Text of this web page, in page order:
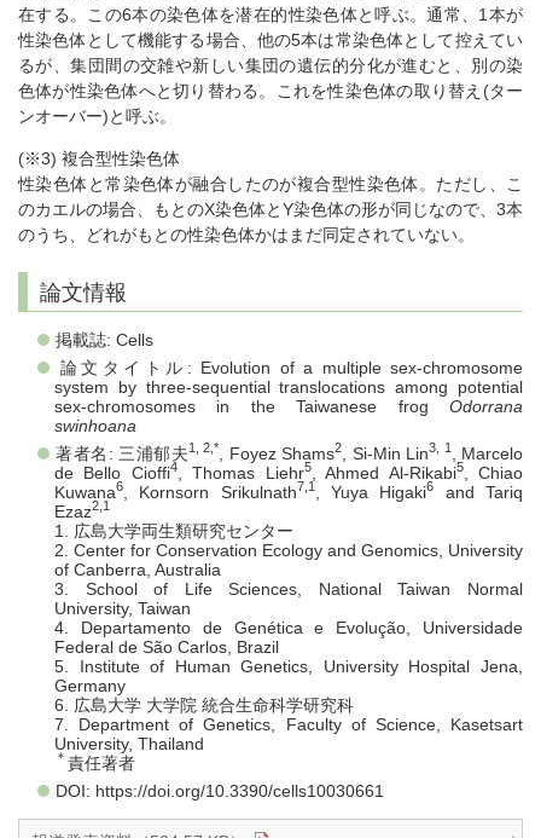
在する。この6本の染色体を潜在的性染色体と呼ぶ。通常、1本が
性染色体として機能する場合、他の5本は常染色体として控えてい
るが、集団間の交雑や新しい集団の遺伝的分化が進むと、別の染
色体が性染色体へと切り替わる。これを性染色体の取り替え(ター
ンオーバー)と呼ぶ。
(※3) 複合型性染色体
性染色体と常染色体が融合したのが複合型性染色体。ただし、こ
のカエルの場合、もとのX染色体とY染色体の形が同じなので、3本
のうち、どれがもとの性染色体かはまだ同定されていない。
論文情報
掲載誌: Cells
論文タイトル: Evolution of a multiple sex-chromosome
system by three-sequential translocations among potential
sex-chromosomes in the Taiwanese frog Odorrana
swinhoana
著者名: 三浦郁夫1, 2,* , Foyez Shams2 , Si-Min Lin3, 1, Marcelo
de Bello Cioffi4, Thomas Liehr5, Ahmed Al‐Rikabi5, Chiao
Kuwana6 , Kornsorn Srikulnath7,1, Yuya Higaki6
and Tariq
Ezaz2,1
1. 広島大学両生類研究センター
2. Center for Conservation Ecology and Genomics, University
of Canberra, Australia
3. School of Life Sciences, National Taiwan Normal
University, Taiwan
4. Departamento de Genética e Evolução, Universidade
Federal de São Carlos, Brazil
5. Institute of Human Genetics, University Hospital Jena,
Germany
6. 広島大学 大学院 統合生命科学研究科
7. Department of Genetics, Faculty of Science, Kasetsart
University, Thailand
＊ 責任著者
DOI: https://doi.org/10.3390/cells10030661